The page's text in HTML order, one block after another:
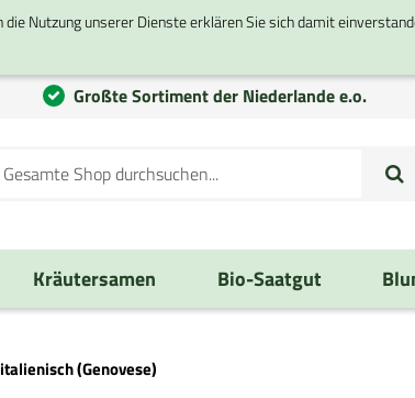
Nutzung unserer Dienste erklären Sie sich damit
GroßteSortimentder Niederlande e.o.
Kräutersamen Bio-Saatgut
(Genovese)